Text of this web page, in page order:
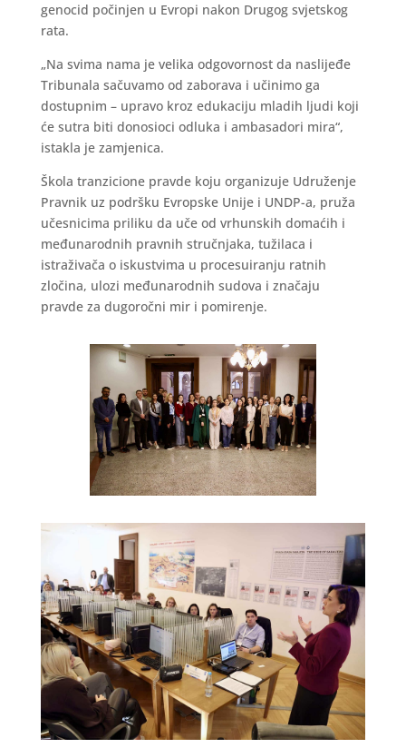
genocid počinjen u Evropi nakon Drugog svjetskog
rata.
„Na svima nama je velika odgovornost da naslijeđe
Tribunala sačuvamo od zaborava i učinimo ga
dostupnim – upravo kroz edukaciju mladih ljudi koji
će sutra biti donosioci odluka i ambasadori mira“,
istakla je zamjenica.
Škola tranzicione pravde koju organizuje Udruženje
Pravnik uz podršku Evropske Unije i UNDP-a, pruža
učesnicima priliku da uče od vrhunskih domaćih i
međunarodnih pravnih stručnjaka, tužilaca i
istraživača o iskustvima u procesuiranju ratnih
zločina, ulozi međunarodnih sudova i značaju
pravde za dugoročni mir i pomirenje.